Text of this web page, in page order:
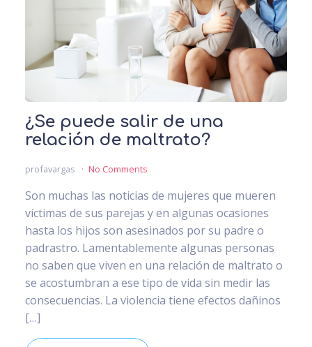
¿Se puede salir de una
relación de maltrato?
profavargas No Comments
Son muchas las noticias de mujeres que mueren
víctimas de sus parejas y en algunas ocasiones
hasta los hijos son asesinados por su padre o
padrastro. Lamentablemente algunas personas
no saben que viven en una relación de maltrato o
se acostumbran a ese tipo de vida sin medir las
consecuencias. La violencia tiene efectos dañinos
[…]